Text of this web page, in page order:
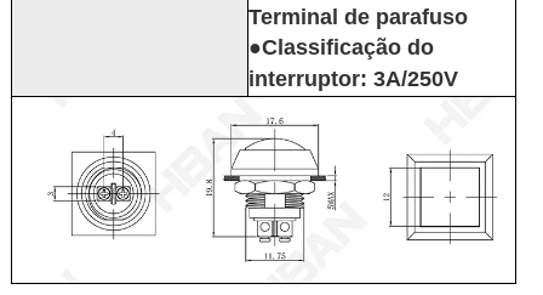
Terminal de parafuso
●Classificação do
interruptor: 3A/250V